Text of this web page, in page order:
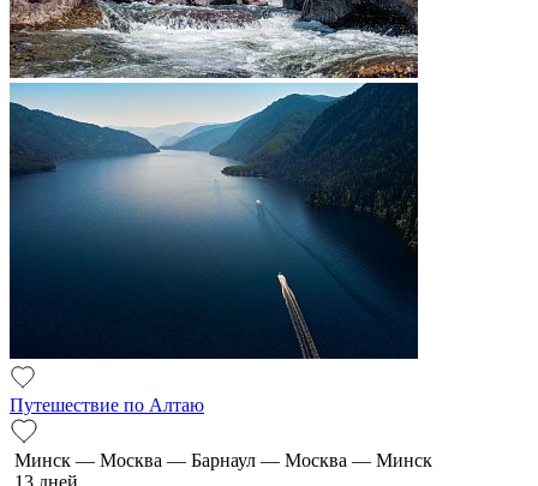
Путешествие по Алтаю
Минск — Москва — Барнаул — Москва — Минск
13 дней